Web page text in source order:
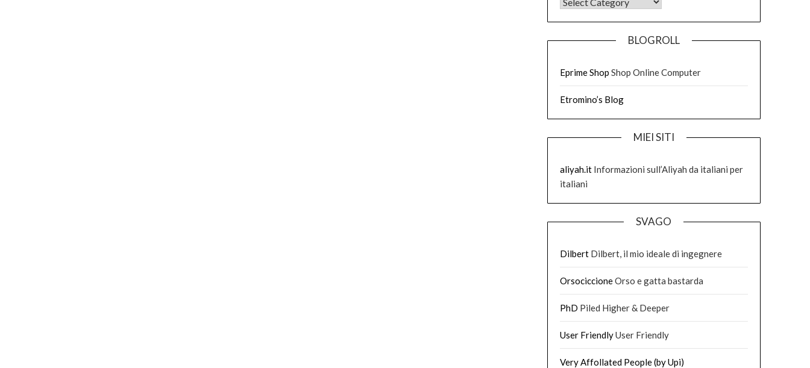
BLOGROLL
Eprime Shop Shop Online Computer
Etromino’s Blog
MIEI SITI
aliyah.itInformazioni sull’Aliyah da italiani per
italiani
SVAGO
DilbertDilbert, il mio ideale di ingegnere
OrsociccioneOrso e gatta bastarda
PhD Piled Higher & Deeper
User FriendlyUser Friendly
Very Affollated People (by Upi)